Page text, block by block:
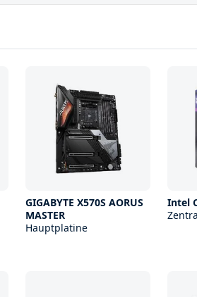
GIGABYTE X570S AORUS
MASTER
Hauptplatine
Intel